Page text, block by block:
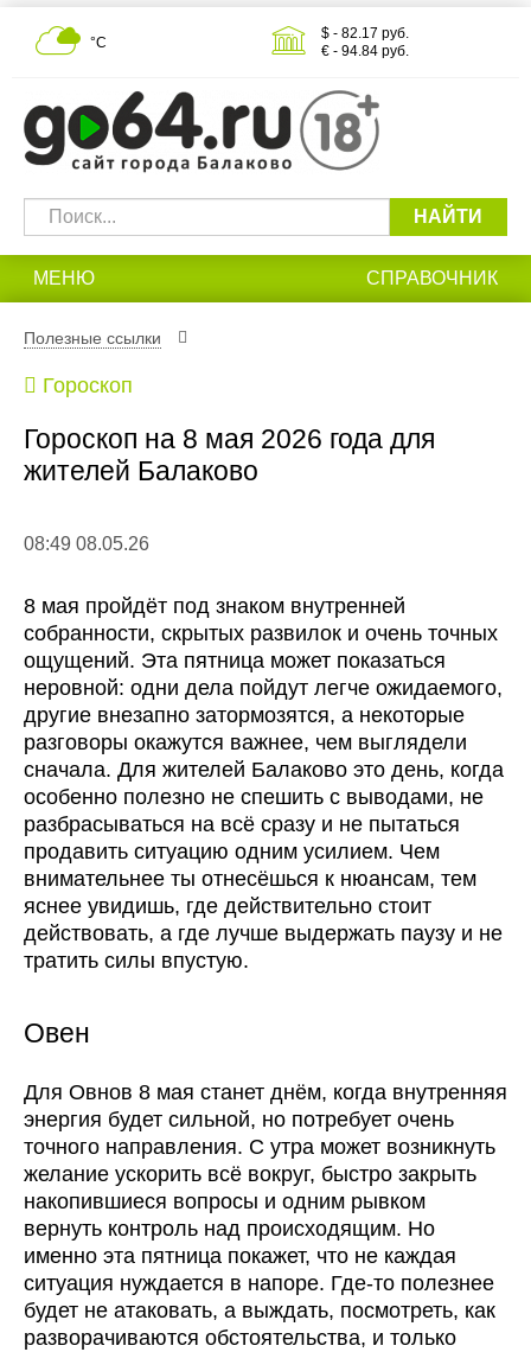
°С
$ - 82.17 руб.
€ - 94.84 руб.
НАЙТИ
МЕНЮ СПРАВОЧНИК
Полезные ссылки
Гороскоп
Гороскоп на 8 мая 2026 года для
жителей Балаково
08:49 08.05.26
8 мая пройдёт под знаком внутренней
собранности, скрытых развилок и очень точных
ощущений. Эта пятница может показаться
неровной: одни дела пойдут легче ожидаемого,
другие внезапно затормозятся, а некоторые
разговоры окажутся важнее, чем выглядели
сначала. Для жителей Балаково это день, когда
особенно полезно не спешить с выводами, не
разбрасываться на всё сразу и не пытаться
продавить ситуацию одним усилием. Чем
внимательнее ты отнесёшься к нюансам, тем
яснее увидишь, где действительно стоит
действовать, а где лучше выдержать паузу и не
тратить силы впустую.
Овен
Для Овнов 8 мая станет днём, когда внутренняя
энергия будет сильной, но потребует очень
точного направления. С утра может возникнуть
желание ускорить всё вокруг, быстро закрыть
накопившиеся вопросы и одним рывком
вернуть контроль над происходящим. Но
именно эта пятница покажет, что не каждая
ситуация нуждается в напоре. Где-то полезнее
будет не атаковать, а выждать, посмотреть, как
разворачиваются обстоятельства, и только